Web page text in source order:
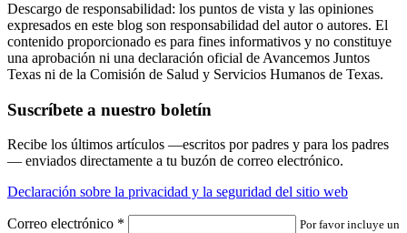
Descargo de responsabilidad: los puntos de vista y las opiniones
expresados en este blog son responsabilidad del autor o autores. El
contenido proporcionado es para fines informativos y no constituye
una aprobación ni una declaración oficial de Avancemos Juntos
Texas ni de la Comisión de Salud y Servicios Humanos de Texas.
Suscríbete a nuestro boletín
Recibe los últimos artículos —escritos por padres y para los padres
— enviados directamente a tu buzón de correo electrónico.
Declaración sobre la privacidad y la seguridad del sitio web
Correo electrónico *
Por favor incluye un